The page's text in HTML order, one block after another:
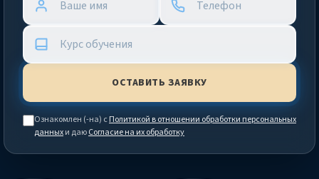
Ознакомлен (-на) сПолитикой в отношении обработки персональных
данныхи даюСогласие на их обработку